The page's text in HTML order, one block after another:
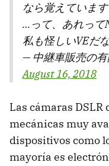
なら覚えています
…って、あれって
私も怪しいVEだ
— 中継車販売の有
August 16, 2018
Las cámaras
mecánicas muy
dispositivos como
mayoría es